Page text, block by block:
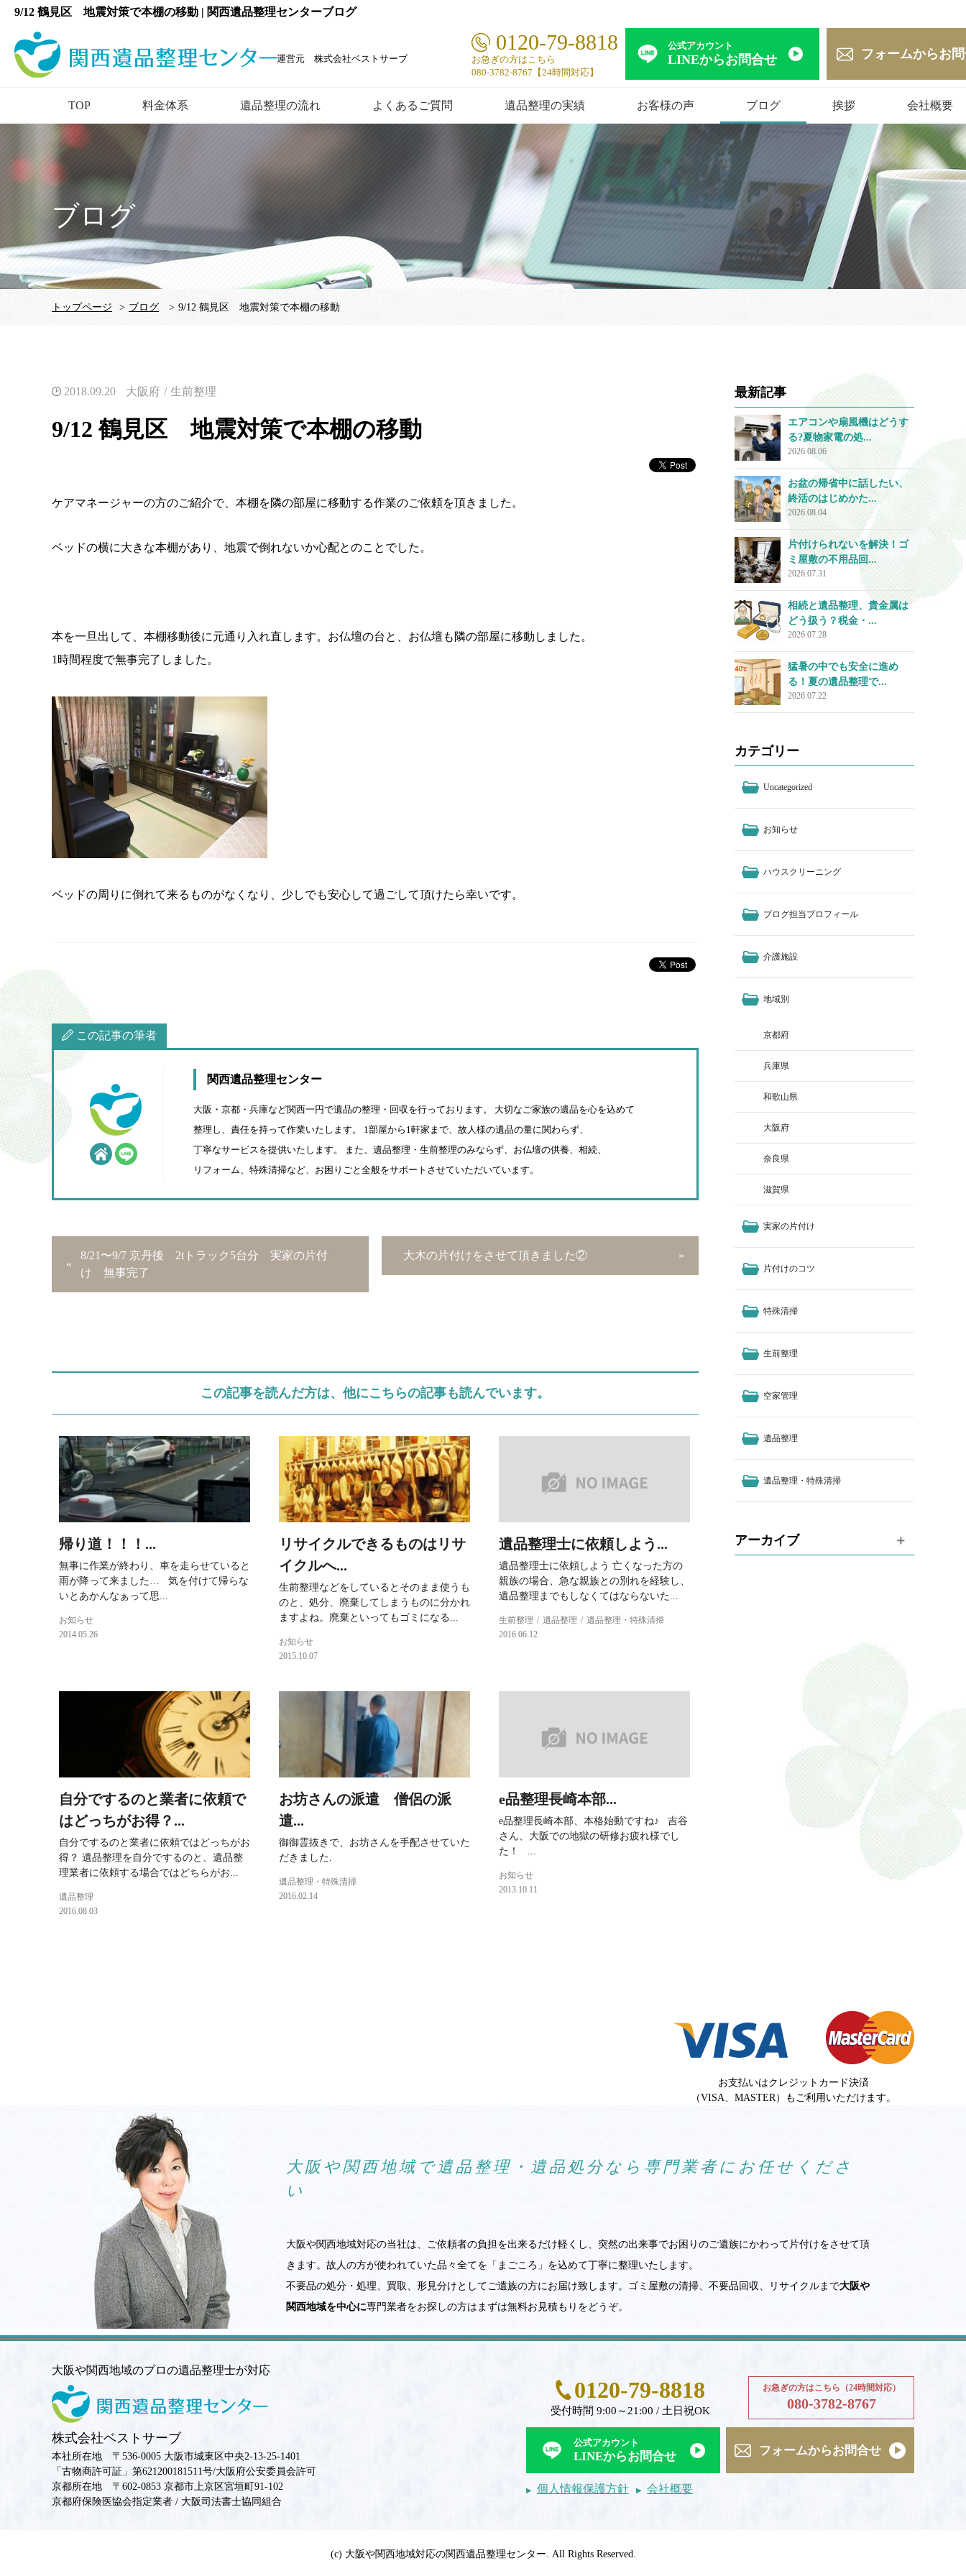
9/12 鶴見区 地震対策で本棚の移動 | 関西遺品整理センターブログ
運営元 株式会社ベストサーブ
0120-79-8818
お急ぎの方はこちら
080-3782-8767【24時間対応】
フォームからお
公式アカウント
LINEからお問合せ
TOP 料金体系 遺品整理の流れ よくあるご質問 遺品整理の実績 お客様の声 ブログ 挨拶 会社概要
ブログ
トップページ > ブログ > 9/12 鶴見区 地震対策で本棚の移動
2018.09.20 大阪府 生前整理
9/12 鶴見区 地震対策で本棚の移動
ケアマネージャーの方のご紹介で、本棚を隣の部屋に移動する作業のご依頼を頂きました。
ベッドの横に大きな本棚があり、地震で倒れないか心配とのことでした。
本を一旦出して、本棚移動後に元通り入れ直します。お仏壇の台と、お仏壇も隣の部屋に移動しました。
1時間程度で無事完了しました。
ベッドの周りに倒れて来るものがなくなり、少しでも安心して過ごして頂けたら幸いです。
この記事の筆者
関西遺品整理センター
大阪・京都・兵庫など関西一円で遺品の整理・回収を行っております。 大切なご家族の遺品を心を込めて
整理し、責任を持って作業いたします。 1部屋から1軒家まで、故人様の遺品の量に関わらず、
丁寧なサービスを提供いたします。 また、遺品整理・生前整理のみならず、お仏壇の供養、相続、
リフォーム、特殊清掃など、お困りごと全般をサポートさせていただいています。
8/21〜9/7 京丹後 2tトラック5台分 実家の片付
け 無事完了
大木の片付けをさせて頂きました②
この記事を読んだ方は、他にこちらの記事も読んでいます。
帰り道！！！...
無事に作業が終わり、車を走らせていると
雨が降って来ました… 気を付けて帰らな
いとあかんなぁって思...
お知らせ
2014.05.26
リサイクルできるものはリサ
イクルへ...
生前整理などをしているとそのまま使うも
のと、処分、廃棄してしまうものに分かれ
ますよね。廃棄といってもゴミになる...
お知らせ
2015.10.07
遺品整理士に依頼しよう...
遺品整理士に依頼しよう 亡くなった方の
親族の場合、急な親族との別れを経験し、
遺品整理までもしなくてはならないた...
生前整理 遺品整理
遺品整理・特殊清掃
2016.06.12
自分でするのと業者に依頼で
はどっちがお得？...
自分でするのと業者に依頼ではどっちがお
得？ 遺品整理を自分でするのと、遺品整
理業者に依頼する場合ではどちらがお...
遺品整理
2016.08.03
お坊さんの派遣 僧侶の派
遣...
御御霊抜きで、お坊さんを手配させていた
だきました.
遺品整理・特殊清掃
2016.02.14
e品整理長崎本部...
e品整理長崎本部、本格始動ですね♪ 吉谷
さん、大阪での地獄の研修お疲れ様でし
た！ ...
お知らせ
2013.10.11
最新記事
エアコンや扇風機はどうす
る?夏物家電の処...
2026.08.06
お盆の帰省中に話したい、
終活のはじめかた...
2026.08.04
片付けられないを解決！ゴ
ミ屋敷の不用品回...
2026.07.31
相続と遺品整理、貴金属は
どう扱う？税金・...
2026.07.28
猛暑の中でも安全に進め
る！夏の遺品整理で...
2026.07.22
カテゴリー
Uncategorized
お知らせ
ハウスクリーニング
ブログ担当プロフィール
介護施設
地域別
京都府
兵庫県
和歌山県
大阪府
奈良県
滋賀県
実家の片付け
片付けのコツ
特殊清掃
生前整理
空家管理
遺品整理
遺品整理・特殊清掃
アーカイブ
お支払いはクレジットカード決済
（VISA、MASTER）もご利用いただけます。
大阪や関西地域で遺品整理・遺品処分なら専門業者にお任せくださ
い
大阪や関西地域対応の当社は、ご依頼者の負担を出来るだけ軽くし、突然の出来事でお困りのご遺族にかわって片付けをさせて頂
きます。故人の方が使われていた品々全てを「まごころ」を込めて丁寧に整理いたします。
不要品の処分・処理、買取、形見分けとしてご遺族の方にお届け致します。ゴミ屋敷の清掃、不要品回収、リサイクルまで大阪や
関西地域を中心に専門業者をお探しの方はまずは無料お見積もりをどうぞ。
大阪や関西地域のプロの遺品整理士が対応
株式会社ベストサーブ
本社所在地 〒536-0005 大阪市城東区中央2-13-25-1401
「古物商許可証」第621200181511号/大阪府公安委員会許可
京都所在地 〒602-0853 京都市上京区宮垣町91-102
京都府保険医協会指定業者 / 大阪司法書士協同組合
0120-79-8818
受付時間 9:00～21:00 / 土日祝OK
お急ぎの方はこちら（24時間対応）
080-3782-8767
公式アカウント
LINEからお問合せ フォームからお問合せ
個人情報保護方針 会社概要
(c) 大阪や関西地域対応の関西遺品整理センター. All Rights Reserved.